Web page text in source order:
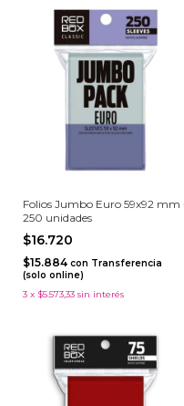
Folios Jumbo Euro 59x92 mm
250 unidades
$16.720
$15.884 con Transferencia
(solo online)
3 x $5.573,33 sin interés